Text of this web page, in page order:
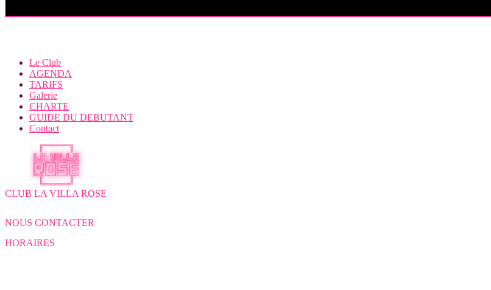
Le Club
AGENDA
TARIFS
Galerie
CHARTE
GUIDE DU DEBUTANT
Contact
CLUB LA VILLA ROSE
NOUS CONTACTER
HORAIRES